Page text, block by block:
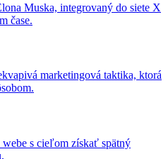
Muska, integrovaný do siete X
čase.
marketingová taktika, ktorá
s cieľom získať spätný